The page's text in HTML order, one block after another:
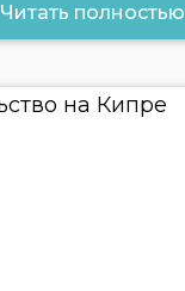
Читать полностью